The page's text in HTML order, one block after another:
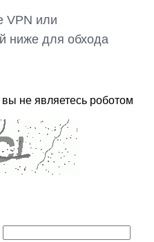
VPN или
ниже для обхода
не являетесь роботом